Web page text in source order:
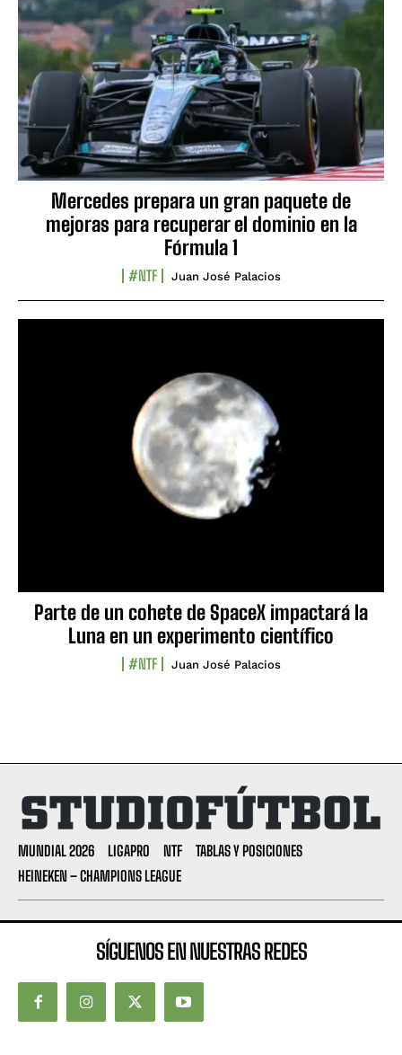
Mercedes prepara un gran paquete de
mejoras para recuperar el dominio en la
Fórmula 1
#NTF Juan José Palacios
Parte de un cohete de SpaceX impactará la
Luna en un experimento científico
#NTF Juan José Palacios
MUNDIAL 2026 LIGAPRO NTF
TABLAS Y POSICIONES
HEINEKEN – CHAMPIONS LEAGUE
SÍGUENOS EN NUESTRAS REDES